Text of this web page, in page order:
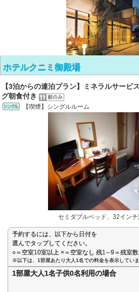
ホテルクニミ御殿場
【3泊からの連泊プラン】ミネラルサー
グ朝食付き
【喫煙】シングルルーム
セミダブルベッド、32イン
予約するには、以下から日付を
選んでタップしてください。
○＝空室10室以上 ×＝空室なし 残1∼9＝残室数
※以下は、1部屋あたり大人1名での料金を表示していま
1部屋大人1名子供0名利用の場合